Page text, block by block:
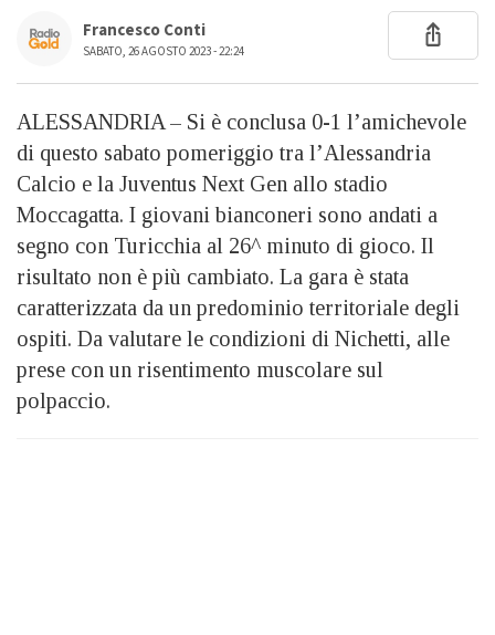
Francesco Conti
SABATO, 26 AGOSTO 2023 - 22:24
ALESSANDRIA – Si è conclusa 0-1 l’amichevole
di questo sabato pomeriggio tra l’Alessandria
Calcio e la Juventus Next Gen allo stadio
Moccagatta. I giovani bianconeri sono andati a
segno con Turicchia al 26^ minuto di gioco. Il
risultato non è più cambiato. La gara è stata
caratterizzata da un predominio territoriale degli
ospiti. Da valutare le condizioni di Nichetti, alle
prese con un risentimento muscolare sul
polpaccio.